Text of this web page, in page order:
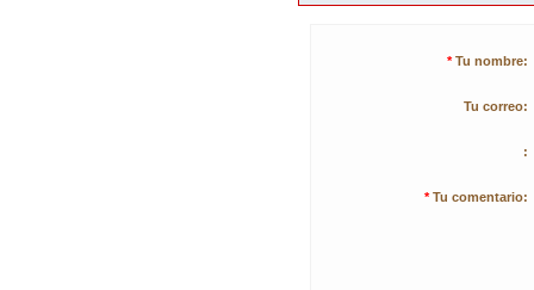
* Tu nombre:
Tu correo:
:
* Tu comentario: